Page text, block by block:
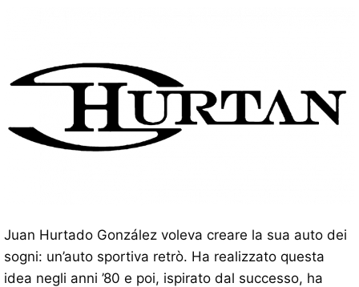
Juan Hurtado González voleva creare la sua auto dei
sogni: un’auto sportiva retrò. Ha realizzato questa
idea negli anni ’80 e poi, ispirato dal successo, ha